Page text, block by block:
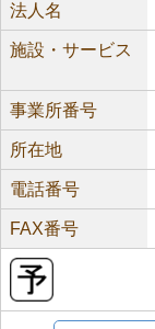
法人名
施設・サービス
事業所番号
所在地
電話番号
FAX番号